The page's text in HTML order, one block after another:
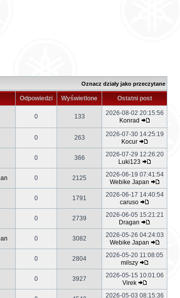
Oznacz działy jako przeczytane
Odpowiedzi Wyświetlone Ostatni post
0 133
2026-08-02 20:15:56
Konrad
0 263
2026-07-30 14:25:19
Kocur
0 366
2026-07-29 12:26:20
Luki123
0 2125
2026-06-19 07:41:54
Webike Japan
0 1791
2026-06-17 14:40:54
caruso
0 2739
2026-06-05 15:21:21
Dragan
0 3082
2026-05-26 04:24:03
Webike Japan
0 2804
2026-05-20 11:08:05
milszy
0 3927
2026-05-15 10:01:06
Virek
2026-05-03 08:15:36